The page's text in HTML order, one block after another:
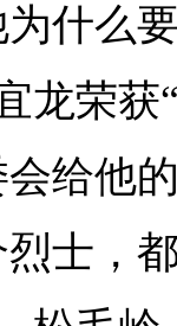
什么
龙荣
给他
士，